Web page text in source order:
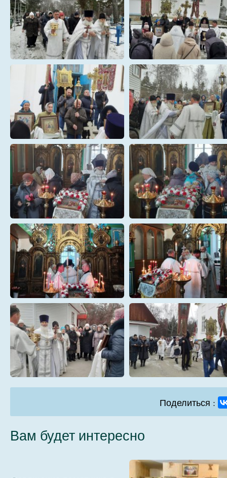
1 10
14
18 19
20 21
3 4
Поделиться :
Вам будет интересно